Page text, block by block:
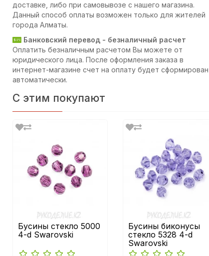
доставке, либо при самовывозе с нашего магазина.
Данный способ оплаты возможен только для жителей
города Алматы.
Банковский перевод - безналичный расчет
Оплатить безналичным расчетом Вы можете от
юридического лица. После оформления заказа в
интернет-магазине счет на оплату будет сформирован
автоматически.
С этим покупают
Бусины стекло 5000
4-d Swarovski
Бусины биконусы
стекло 5328 4-d
Swarovski